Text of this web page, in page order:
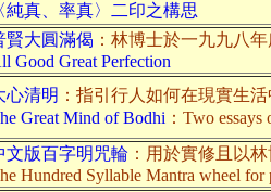
純真、率真〉二印之構思
賢大圓滿偈 ：林博士於一九九八
Good Great Perfection
心清明 ：指引行人如何在現實生
Great Mind of Bodhi ：Two
文版百字明咒輪 ：用於實修且以
Hundred Syllable Mantra wheel for